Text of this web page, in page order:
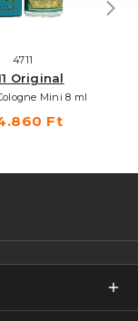
4711
Original
Mini 8 ml
Ft